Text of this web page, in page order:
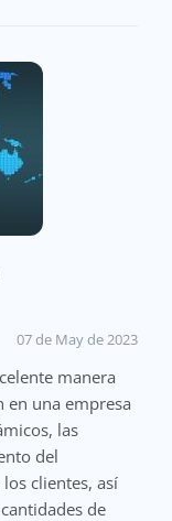
07 de May de 2023
manera
una empresa
las
del
clientes, así
de